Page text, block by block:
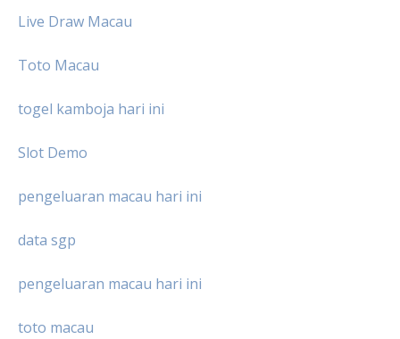
Live Draw Macau
Toto Macau
togel kamboja hari ini
Slot Demo
pengeluaran macau hari ini
data sgp
pengeluaran macau hari ini
toto macau